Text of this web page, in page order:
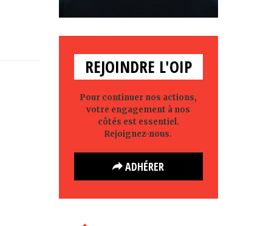
REJOINDRE L'OIP
Pour continuer nos actions,
votre engagement à nos
côtés est essentiel.
Rejoignez-nous.
ADHÉRER